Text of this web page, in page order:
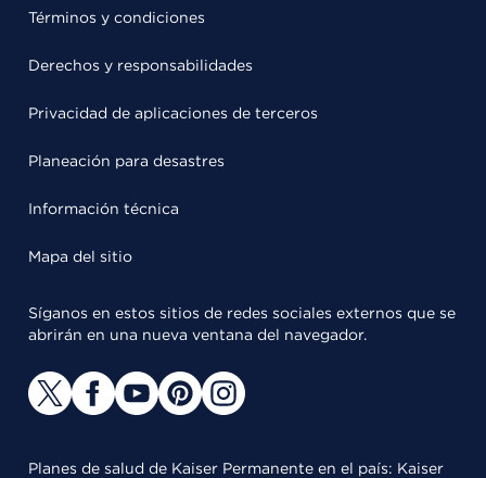
Términos y condiciones
Derechos y responsabilidades
Privacidad de aplicaciones de terceros
Planeación para desastres
Información técnica
Mapa del sitio
Síganos en estos sitios de redes sociales externos que se
abrirán en una nueva ventana del navegador.
Planes de salud de Kaiser Permanente en el país: Kaiser